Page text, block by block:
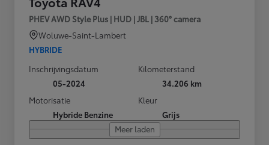
PHEV AWD Style Plus | HUD | JBL | 360° camera
Woluwe-Saint-Lambert
HYBRIDE
Inschrijvingsdatum
05-2024
Kilometerstand
34.206 km
Motorisatie
Hybride Benzine
Kleur
Grijs
Meer laden